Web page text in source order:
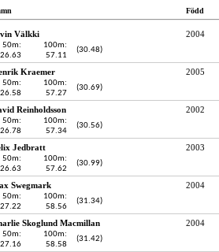
Född
Välkki 2004
50m:
26.63
100m:
57.11
(30.48)
Kraemer 2005
50m:
26.58
100m:
57.27
(30.69)
Reinholdsson 2002
50m:
26.78
100m:
57.34
(30.56)
Jedbratt 2003
50m:
26.63
100m:
57.62
(30.99)
Swegmark 2004
50m:
27.22
100m:
58.56
(31.34)
Skoglund Macmillan 2004
50m:
27.16
100m:
58.58
(31.42)